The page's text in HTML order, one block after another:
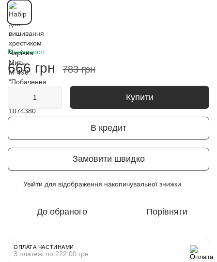
В наявності
666 грн 783 грн
Купити
В кредит
Замовити швидко
Увійти для відображення накопичувальної знижки
До обраного Порівняти
ОПЛАТА ЧАСТИНАМИ
3 платежі по 222.00 грн